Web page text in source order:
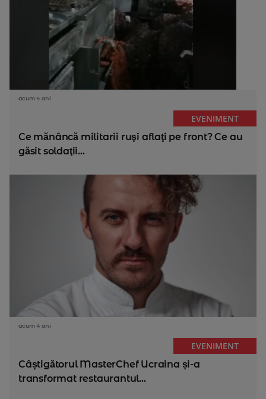
acum 4 ani
EVENIMENT
Ce mănâncă militarii ruşi aflaţi pe front? Ce au
găsit soldaţii...
acum 4 ani
EVENIMENT
Câștigătorul MasterChef Ucraina și-a
transformat restaurantul...